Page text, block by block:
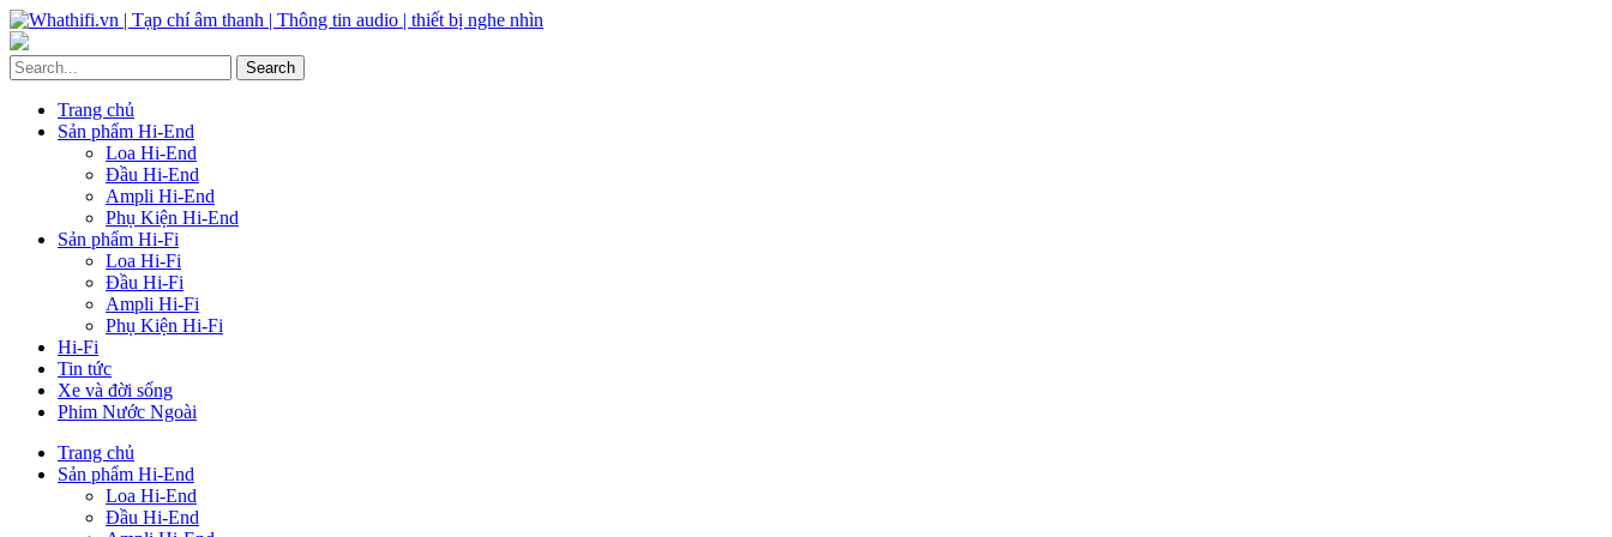
Trang chủ
Sản phẩm Hi-End
Loa Hi-End
Đầu Hi-End
Ampli Hi-End
Phụ Kiện Hi-End
Sản phẩm Hi-Fi
Loa Hi-Fi
Đầu Hi-Fi
Ampli Hi-Fi
Phụ Kiện Hi-Fi
Hi-Fi
Tin tức
Xe và đời sống
Phim Nước Ngoài
Trang chủ
Sản phẩm Hi-End
Loa Hi-End
Đầu Hi-End